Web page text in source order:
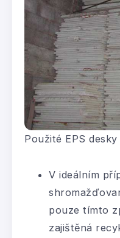
Použité EPS desky
V ideálním
pouze tímto
zajištěná